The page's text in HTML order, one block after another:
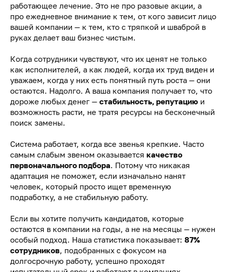
работающее лечение. Это не про разовые акции, а
про ежедневное внимание к тем, от кого зависит лицо
вашей компании — к тем, кто с тряпкой и шваброй в
руках делает ваш бизнес чистым.
Когда сотрудники чувствуют, что их ценят не только
как исполнителей, а как людей, когда их труд виден и
уважаем, когда у них есть понятный путь роста — они
остаются. Надолго. А ваша компания получает то, что
дороже любых денег — стабильность, репутацию и
возможность расти, не тратя ресурсы на бесконечный
поиск замены.
Система работает, когда все звенья крепкие. Часто
самым слабым звеном оказывается качество
первоначального подбора. Потому что никакая
адаптация не поможет, если изначально нанят
человек, который просто ищет временную
подработку, а не стабильную работу.
Если вы хотите получить кандидатов, которые
остаются в компании на годы, а не на месяцы — нужен
особый подход. Наша статистика показывает: 87%
сотрудников, подобранных с фокусом на
долгосрочную работу, успешно проходят